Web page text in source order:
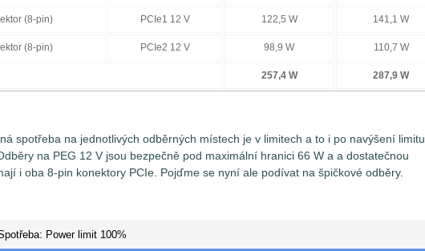
(8-pin) PCIe1 12 V 122,5 W 141,1 W
(8-pin) PCIe2 12 V 98,9 W 110,7 W
257,4 W 287,9 W
spotřeba na jednotlivých odběrných místech je v limitech a to i po navýšení limitu
na PEG 12 V jsou bezpečně pod maximální hranici 66 W a a dostatečnou
i oba 8-pin konektory PCIe. Pojďme se nyní ale podívat na špičkové odběry.